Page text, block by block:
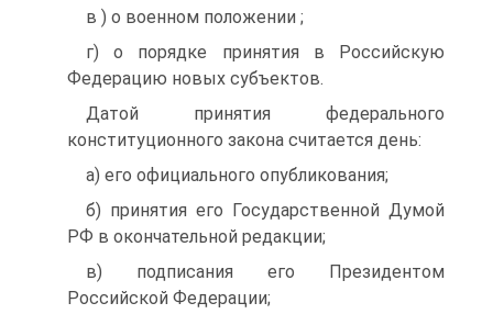
в ) о военном положении ;
г) о порядке принятия в Российскую
Федерацию новых субъектов.
Датой принятия федерального
конституционного закона считается день:
а) его официального опубликования;
б) принятия его Государственной Думой
РФ в окончательной редакции;
в) подписания его Президентом
Российской Федерации;